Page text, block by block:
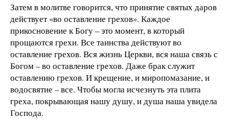
Затем в молитве говорится, что принятие святых даров
действует «во оставление грехов». Каждое
прикосновение к Богу – это момент, в который
прощаются грехи. Все таинства действуют во
оставление грехов. Вся жизнь Церкви, вся наша связь с
Богом – во оставление грехов. Даже брак служит
оставлению грехов. И крещение, и миропомазание, и
водосвятие – все. Чтобы могла исчезнуть эта плита
греха, покрывающая нашу душу, и душа наша увидела
Господа.